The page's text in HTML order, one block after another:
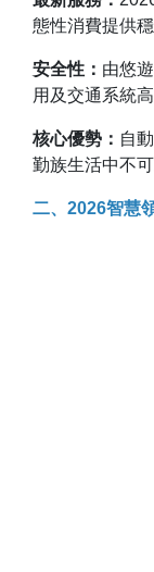
態性消費提供
安全性： 由悠
用及交通系統
核心優勢： 自
勤族生活中不
二、2026智慧